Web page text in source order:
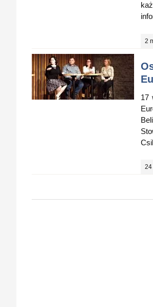
2
17
24